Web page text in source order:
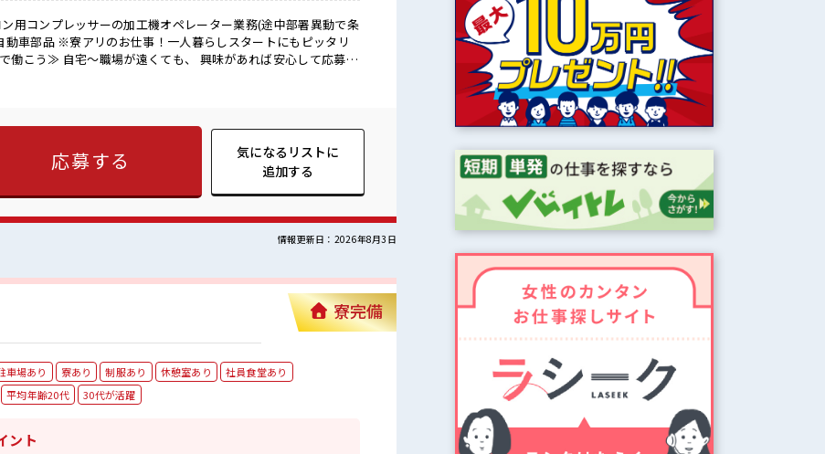
ン用コンプレッサーの加工機オペレーター業務(途中部署異動で条
タートにもピッタリ
より安く住めちゃうかも？ ≪残業多めでがっつり稼ぐ≫ 高収
で働ける≫ 福利厚生が整った派遣のお仕事です！ ■職場の
なければヘアカラーOK！ 休憩室でホッと一息リフレッシュ！ 職
きすぎには注意が必要ですね★ 残業がしっかりあるお仕事！
応募する
気になるリストに
追加する
情報更新日：2026年8月3日
寮完備
車場あり 寮あり 制服あり 休憩室あり
社員食堂あり
平均年齢20代 30代が活躍
ント